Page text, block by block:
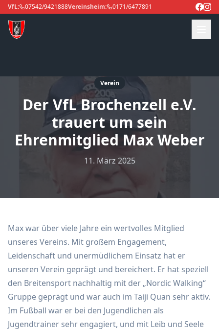
VfL: 07542/9421888Vereinsheim: 0171/6477891
Verein
Der VfL Brochenzell e.V.
trauert um sein
Ehrenmitglied Max Weber
11. März 2025
Max war über viele Jahre ein wertvolles Mitglied
unseres Vereins. Mit großem Engagement,
Leidenschaft und unermüdlichem Einsatz hat er
unseren Verein geprägt und bereichert. Er hat speziell
den Breitensport nachhaltig mit der „Nordic Walking“
Gruppe geprägt und war auch im Taiji Quan sehr aktiv.
Im Fußball war er bei den Jugendlichen als
Jugendtrainer sehr engagiert, und mit Leib und Seele